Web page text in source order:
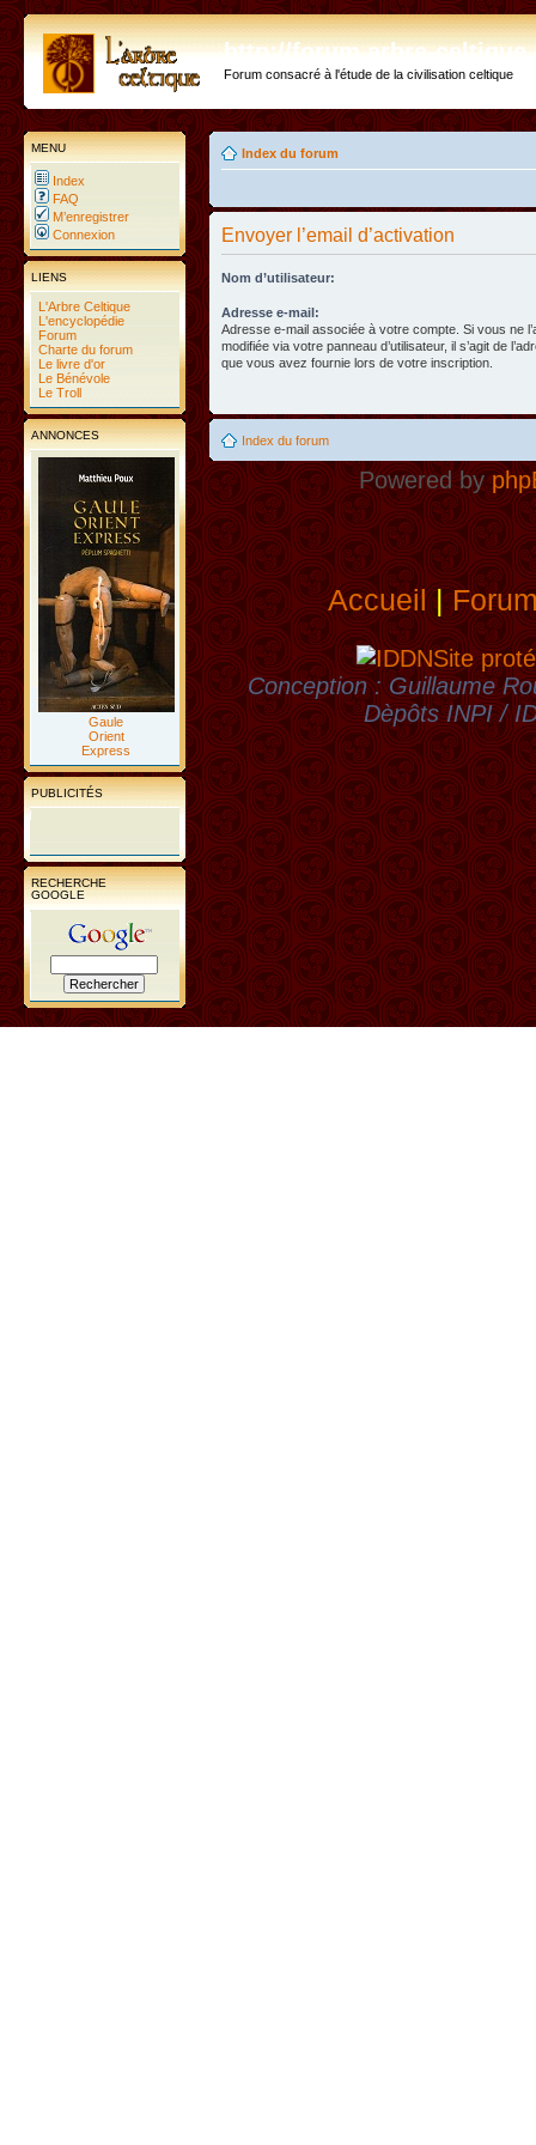
http://forum.arbre-
Forum consacré à l'étude de la civilisation celtique
MENU
Index
FAQ
M’enregistrer
Connexion
LIENS
L'Arbre Celtique
L'encyclopédie
Forum
Charte du forum
Le livre d'or
Le Bénévole
Le Troll
ANNONCES
Gaule
Orient
Express
PUBLICITÉS
RECHERCHE
GOOGLE
Index du forum
Envoyer l’email d’activation
Nom d’utilisateur:
Adresse e-mail:
Adresse e-mail associée à votre compte. Si vous ne
modifiée via votre panneau d’utilisateur, il s’agit de
que vous avez fournie lors de votre inscription.
Index du forum
Powered by
Accueil|
Site
Conception : Guillaume
Dèpôts INPI /